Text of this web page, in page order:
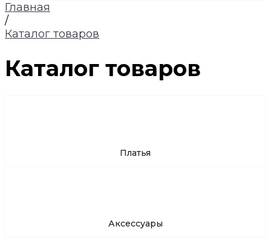
Главная
/
Каталог товаров
Каталог товаров
Платья
Аксессуары